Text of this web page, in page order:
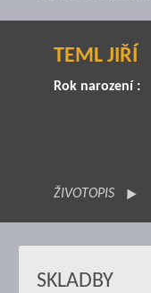
TEML JIŘÍ
Rok narození :
ŽIVOTOPIS
SKLADBY